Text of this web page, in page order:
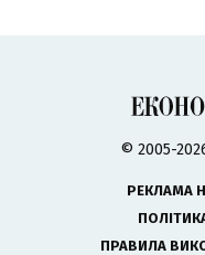
© 2005-
РЕКЛАМА
ПРАВИЛА